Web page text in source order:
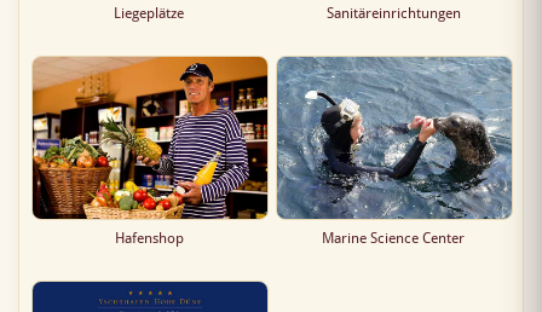
Liegeplätze Sanitäreinrichtungen
Hafenshop Marine Science Center